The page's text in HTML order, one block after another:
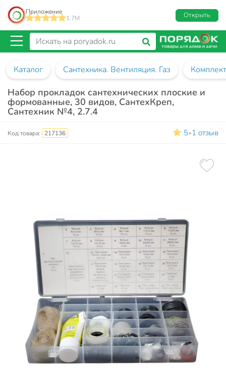
Приложение
1.7M
Открыть
Каталог Сантехника. Вентиляция. Газ
Набор прокладок сантехнических плоские и
формованные, 30 видов, СантехКреп,
Сантехник №4, 2.7.4
Код товара: 217136 5•1 отзыв